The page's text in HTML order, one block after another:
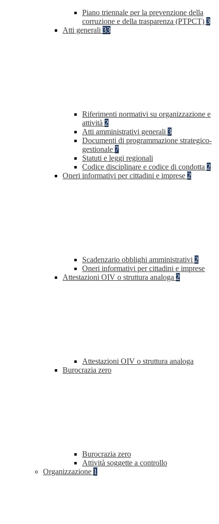
Piano triennale per la prevenzione della
corruzione e della trasparenza (PTPCT) 3
Atti generali 33
Riferimenti normativi su organizzazione e
attività 2
Atti amministrativi generali 3
Documenti di programmazione strategico-
gestionale 7
Statuti e leggi regionali
Codice disciplinare e codice di condotta 2
Oneri informativi per cittadini e imprese 2
Scadenzario obblighi amministrativi 2
Oneri informativi per cittadini e imprese
Attestazioni OIV o struttura analoga 2
Attestazioni OIV o struttura analoga
Burocrazia zero
Burocrazia zero
Attività soggette a controllo
Organizzazione 1